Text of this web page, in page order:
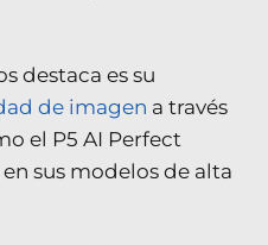
destaca es su
de imagen a través
el P5 AI Perfect
sus modelos de alta